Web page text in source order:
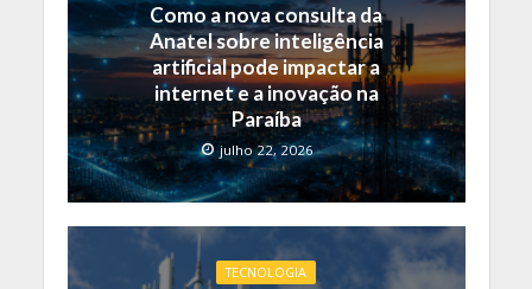
Como a nova consulta da
Anatel sobre inteligência
artificial pode impactar a
internet e a inovação na
Paraíba
julho 22, 2026
TECNOLOGIA